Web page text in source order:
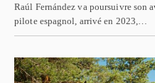
Raúl Fernández va poursuivre son
pilote espagnol, arrivé en 2023,…